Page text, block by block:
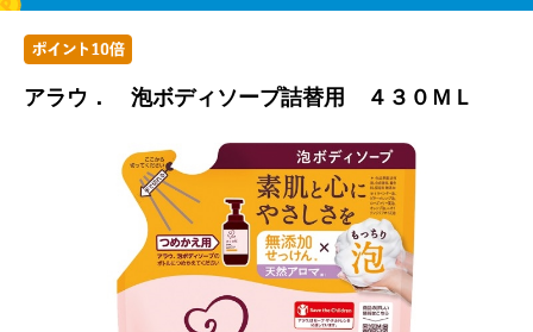
アラウ． 泡ボディソープ詰替用 ４３０ＭＬ